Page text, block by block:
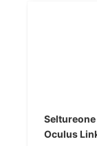
Seltureone
Oculus